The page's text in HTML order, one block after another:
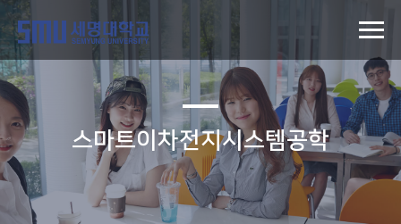
스마트이차전지시스템공학